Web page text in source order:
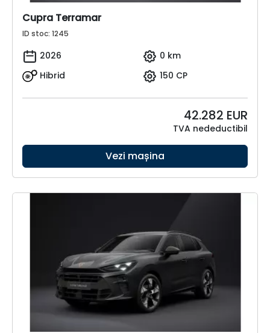
Cupra Terramar
ID stoc: 1245
2026
0 km
Hibrid
150 CP
42.282 EUR
TVA nedeductibil
Vezi mașina